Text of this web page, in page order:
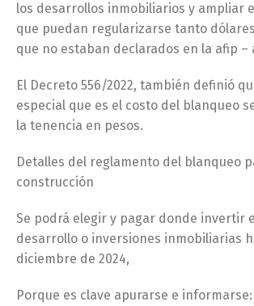
los desarrollos inmobiliarios y ampliar
que puedan regularizarse tanto
que no estaban declarados en la afip –
El Decreto 556/2022, también definió
especial que es el costo del blanqueo
la tenencia en pesos.
Detalles del reglamento del blanqueo
construcción
Se podrá elegir y pagar donde invertir
desarrollo o inversiones inmobiliarias
diciembre de 2024,
Porque es clave apurarse e